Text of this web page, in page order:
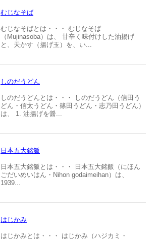
むじなそば
むじなそばとは・・・ むじなそば
（Mujinasoba）は、 甘辛く味付けした油揚げ
と、天かす（揚げ玉）を、い...
しのだうどん
しのだうどんとは・・・ しのだうどん（信田う
どん・信太うどん・篠田うどん・志乃田うどん）
は、 1. 油揚げを醤...
日本五大銘飯
日本五大銘飯とは・・・ 日本五大銘飯（にほん
ごだいめいはん・Nihon godaimeihan）は、
1939...
はじかみ
はじかみとは・・・ はじかみ（ハジカミ・